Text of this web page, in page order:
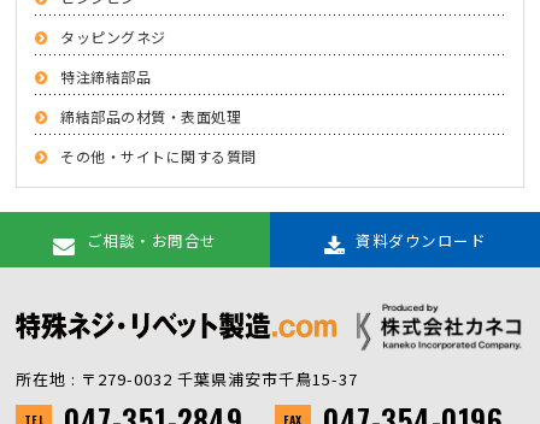
タッピングネジ
特注締結部品
締結部品の材質・表面処理
その他・サイトに関する質問
ご相談・お問合せ 資料ダウンロード
所在地 : 〒279-0032 千葉県浦安市千鳥15-37
TEL FAX